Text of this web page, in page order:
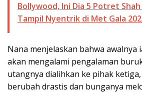
Bollywood, Ini Dia 5 Potret Shah
Tampil Nyentrik di Met Gala
Nana menjelaskan bahwa awalnya
akan mengalami pengalaman
utangnya dialihkan ke pihak
berubah drastis dan bunganya